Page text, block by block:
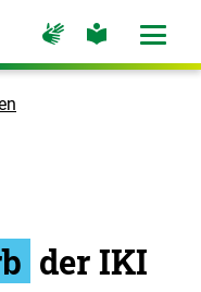
Zur
Seite
Gebärdensprache
Zur
Seite
leichte
Menü
der IKI